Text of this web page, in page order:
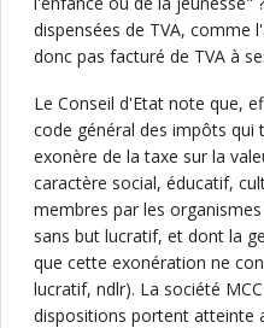
dispensées de TVA, comme
donc pas facturé de TVA à
Le Conseil d'Etat note que,
code général des impôts qui
exonère de la taxe sur la
caractère social, éducatif,
membres par les
sans but lucratif, et dont la
que cette exonération ne
lucratif, ndlr). La société
dispositions portent atteinte